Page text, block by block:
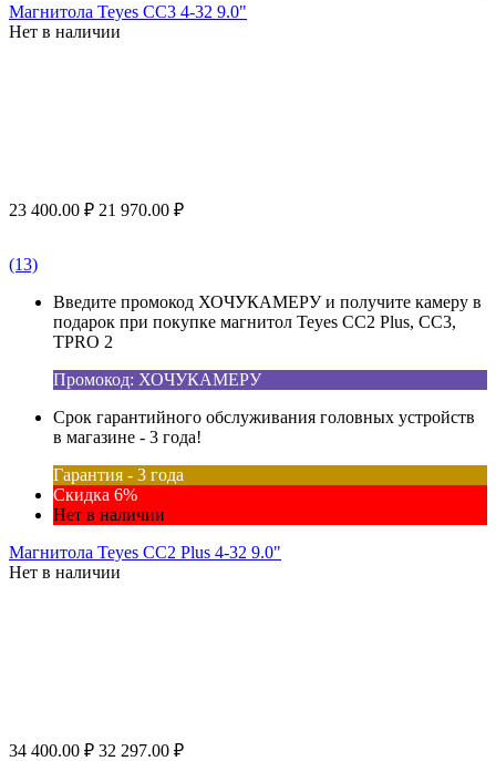
Магнитола Teyes CC3 4-32 9.0"
Нет в наличии
23 400.00 ₽ 21 970.00 ₽
(13)
Введите промокод ХОЧУКАМЕРУ и получите камеру в
подарок при покупке магнитол Teyes CC2 Plus, CC3,
TPRO 2
Промокод: ХОЧУКАМЕРУ
Срок гарантийного обслуживания головных устройств
в магазине - 3 года!
Гарантия - 3 года
Скидка 6%
Нет в наличии
Магнитола Teyes CC2 Plus 4-32 9.0"
Нет в наличии
34 400.00 ₽ 32 297.00 ₽